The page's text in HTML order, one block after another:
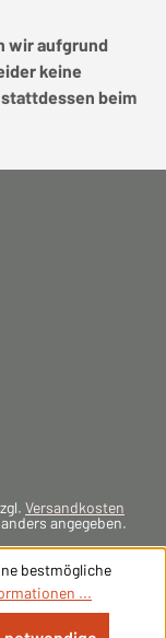
wir aufgrund
keine
beim
Versandkosten
angegeben.
bestmögliche
...